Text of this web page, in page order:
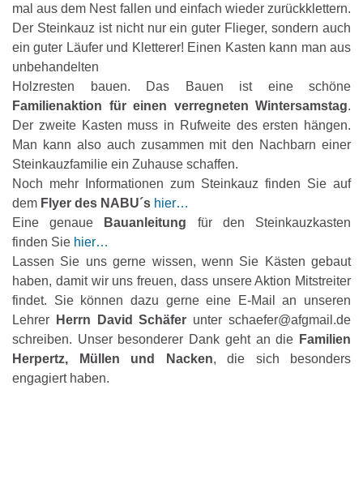
mal aus dem Nest fallen und einfach wieder zurückklettern.
Der Steinkauz ist nicht nur ein guter Flieger, sondern auch
ein guter Läufer und Kletterer! Einen Kasten kann man aus
unbehandelten
Holzresten bauen. Das Bauen ist eine schöne
Familienaktion für einen verregneten Wintersamstag.
Der zweite Kasten muss in Rufweite des ersten hängen.
Man kann also auch zusammen mit den Nachbarn einer
Steinkauzfamilie ein Zuhause schaffen.
Noch mehr Informationen zum Steinkauz finden Sie auf
dem Flyer des NABU´s hier…
Eine genaue
Bauanleitung für den Steinkauzkasten
finden Sie hier…
Lassen Sie uns gerne wissen, wenn Sie Kästen gebaut
haben, damit wir uns freuen, dass unsere Aktion Mitstreiter
findet. Sie können dazu gerne eine E-Mail an unseren
Lehrer
Herrn David Schäfer unter schaefer@afgmail.de
schreiben. Unser besonderer Dank geht an die Familien
Herpertz, Müllen und Nacken, die sich besonders
engagiert haben.